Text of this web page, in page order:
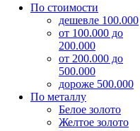
По стоимости
дешевле 100.000
от 100.000 до
200.000
от 200.000 до
500.000
дороже 500.000
По металлу
Белое золото
Желтое золото